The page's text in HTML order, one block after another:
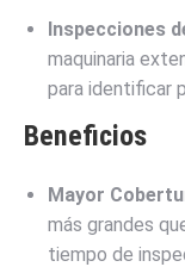
Inspecciones
maquinaria
para identificar
Beneficios
Mayor
más grandes
tiempo de